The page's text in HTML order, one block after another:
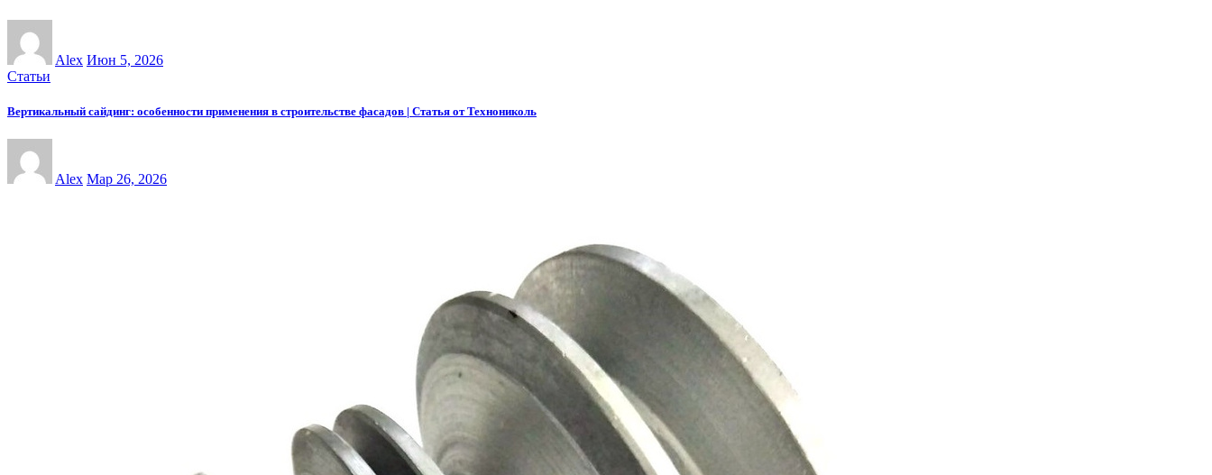
Alex Июн 5, 2026
Статьи
Вертикальный сайдинг: особенности применения в строительстве фасадов | Статья от Технониколь
Alex Мар 26, 2026